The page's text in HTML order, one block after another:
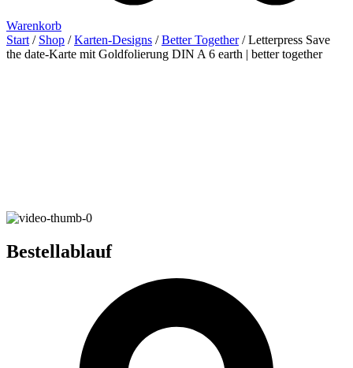
Warenkorb
Start / Shop /Karten-Designs /Better Together/ Letterpress Save
the date-Karte mit Goldfolierung DIN A 6 earth | better together
Bestellablauf